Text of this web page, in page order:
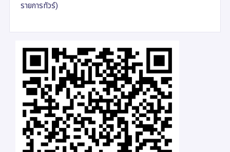
รายการทัวร์)